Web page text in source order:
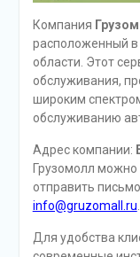
Компания
расположенный в
области. Этот
обслуживания,
широким
обслуживанию
Адрес компании:
Грузомолл можно
отправить
info@gruzomall.ru.
Для удобства